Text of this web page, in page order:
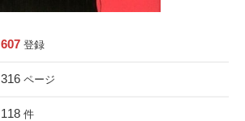
607 登録
316 ページ
118 件